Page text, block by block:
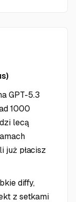
GPT-5.3
1000
lecą
już płacisz
diffy,
z setkami